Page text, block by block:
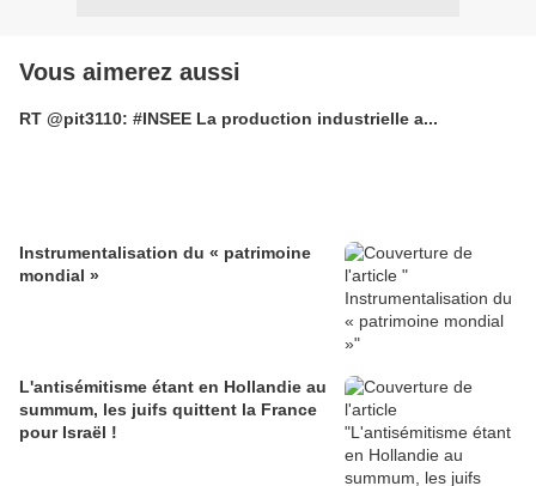
Vous aimerez aussi
RT @pit3110: #INSEE La production industrielle a...
Instrumentalisation du « patrimoine
mondial »
L'antisémitisme étant en Hollandie au
summum, les juifs quittent la France
pour Israël !